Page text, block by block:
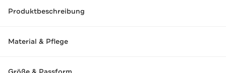
Produktbeschreibung
Material & Pflege